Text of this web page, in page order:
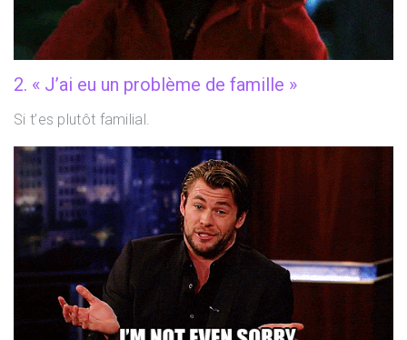
2. « J’ai eu un problème de famille »
Si t’es plutôt familial.